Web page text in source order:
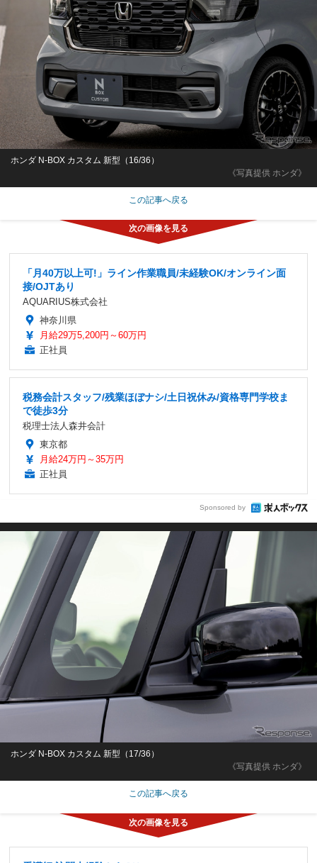
《写真提供 ホンダ》
ホンダ N-BOX カスタム 新型（16/36）
この記事へ戻る
「月40万以上可!」ライン作業職員/未経験OK/オンライン面
接/OJTあり
AQUARIUS株式会社
神奈川県
月給29万5,200円～60万円
正社員
税務会計スタッフ/残業ほぼナシ/土日祝休み/資格専門学校ま
で徒歩3分
税理士法人森井会計
東京都
月給24万円～35万円
正社員
Sponsored by
《写真提供 ホンダ》
ホンダ N-BOX カスタム 新型（17/36）
この記事へ戻る